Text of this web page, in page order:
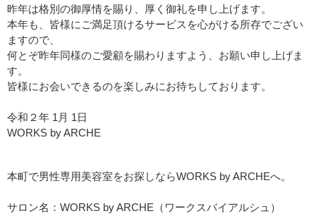
昨年は格別の御厚情を賜り、厚く御礼を申し上げます。
本年も、皆様にご満足頂けるサービスを心がける所存でござい
ますので、
何とぞ昨年同様のご愛顧を賜わりますよう、お願い申し上げま
す。
皆様にお会いできるのを楽しみにお待ちしております。
令和２年 1 月 1日
WORKS by ARCHE
本町で男性専用美容室をお探しならWORKS by ARCHEへ。
サロン名：WORKS by ARCHE（ワークスバイアルシュ）